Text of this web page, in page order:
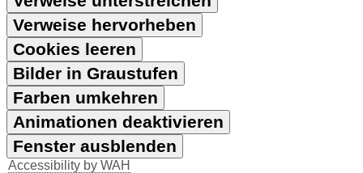
Verweise hervorheben
Cookies leeren
Bilder in Graustufen
Farben umkehren
Animationen deaktivieren
Fenster ausblenden
Accessibility by WAH